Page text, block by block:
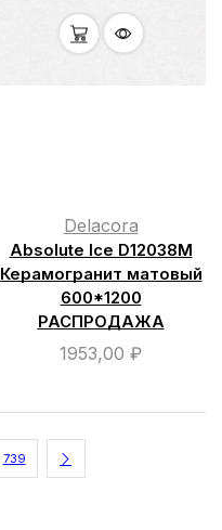
Delacora
Absolute Ice D12038M
Керамогранит матовый
600*1200
РАСПРОДАЖА
1953,00 ₽
739